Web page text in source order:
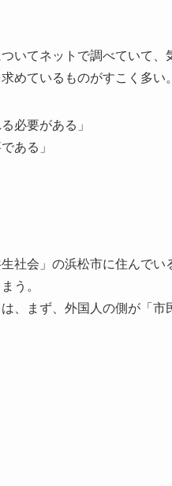
いてネットで調べていて、
めているものがすこく多い。
必要がある」
ある」
社会」の浜松市に住んで
う。
、まず、外国人の側が「